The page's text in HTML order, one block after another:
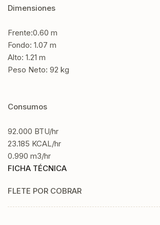
Dimensiones
Frente:0.60 m
Fondo: 1.07 m
Alto: 1.21 m
Peso Neto: 92 kg
Consumos
92.000 BTU/hr
23.185 KCAL/hr
0.990 m3/hr
FICHA TÉCNICA
FLETE POR COBRAR